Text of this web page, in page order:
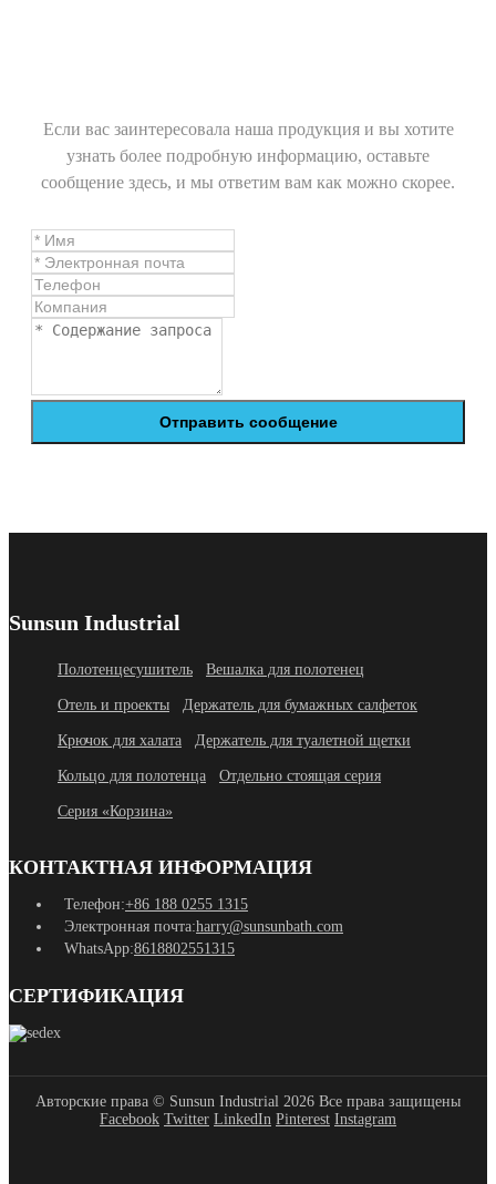
Если вас заинтересовала наша продукция и вы хотите
узнать более подробную информацию, оставьте
сообщение здесь, и мы ответим вам как можно скорее.
Отправить сообщение
Sunsun Industrial
Полотенцесушитель Вешалка для полотенец
Отель и проекты Держатель для бумажных салфеток
Крючок для халата Держатель для туалетной щетки
Кольцо для полотенца Отдельно стоящая серия
Серия «Корзина»
КОНТАКТНАЯ ИНФОРМАЦИЯ
Телефон:+86 188 0255 1315
Электронная почта:harry@sunsunbath.com
WhatsApp:8618802551315
СЕРТИФИКАЦИЯ
Авторские права © Sunsun Industrial 2026 Все права защищены
Facebook Twitter LinkedIn Pinterest Instagram